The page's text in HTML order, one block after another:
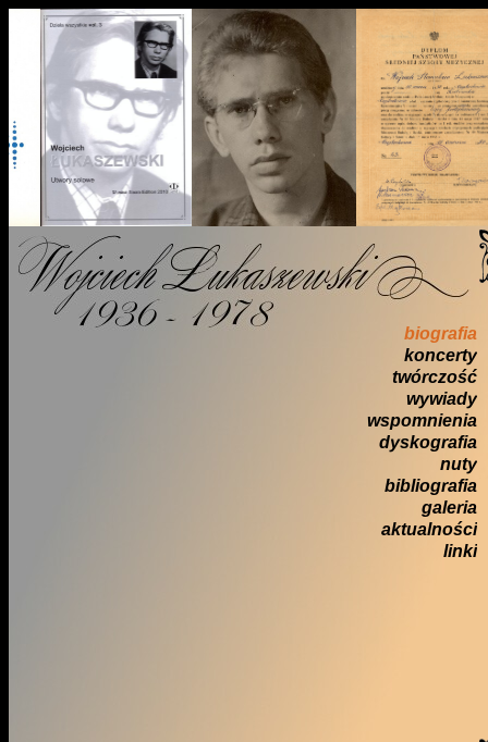
biografia
koncerty
twórczość
wywiady
wspomnienia
dyskografia
nuty
bibliografia
galeria
aktualności
linki